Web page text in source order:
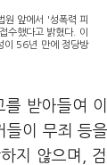
원 앞에서 '성폭력 피
수했다고 밝혔다. 이
이 56년 만에 정당방
받아들여
이 무죄 등
지 않으며,